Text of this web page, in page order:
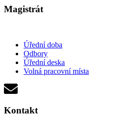
Magistrát
Úřední doba
Odbory
Úřední deska
Volná pracovní místa
Kontakt